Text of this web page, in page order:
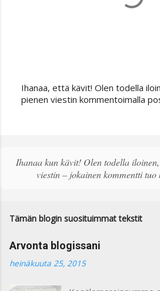
L
ä
k
e
t
i
Ihanaa, että kävit! Olen todella
pienen viestin kommentoimalla
Ihanaa kun kävit! Olen todella
viestin – jokainen kommentti
Tämän blogin suosituimmat tekstit
Arvonta blogissani
heinäkuuta 25, 2015